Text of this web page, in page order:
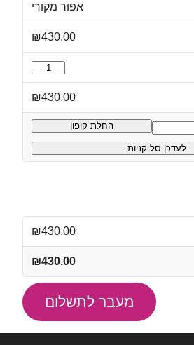
אפור מקורי
₪430.00
כמות
של
ראש
דיו
HP
אפור
מקורי
₪430.00
החלת קופון
לעדכן סל קניות
₪430.00
₪430.00
מעבר לתשלום